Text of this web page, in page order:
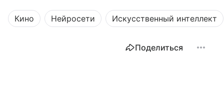
Кино Нейросети Искусственный интеллект
Поделиться